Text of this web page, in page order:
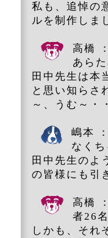
私も、追悼の
ルを制作しま
高橋
あら
田中先生は本
と思い知らさ
～、うむ～・
嶋本
なく
田中先生のよ
の皆様にも引
高橋
者26
しかも、それ